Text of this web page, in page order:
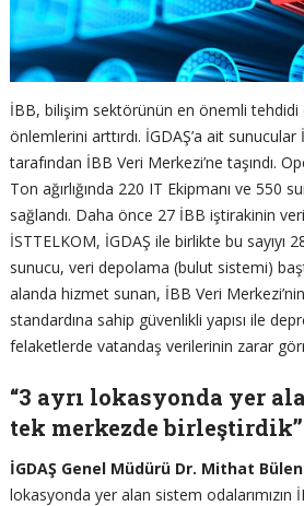
İBB, bilişim sektörünün en önemli tehdidi
önlemlerini arttırdı. İGDAŞ’a ait sunucular
tarafından İBB Veri Merkezi’ne taşındı.
Ton ağırlığında 220 IT Ekipmanı ve 550
sağlandı. Daha önce 27 İBB iştirakinin
İSTTELKOM, İGDAŞ ile birlikte bu sayıyı
sunucu, veri depolama (bulut sistemi)
alanda hizmet sunan, İBB Veri
standardına sahip güvenlikli yapısı ile
felaketlerde vatandaş verilerinin zarar
“3 ayrı lokasyonda yer
tek merkezde birleştirdik’’
İGDAŞ Genel Müdürü Dr. Mithat
lokasyonda yer alan sistem odalarımızın